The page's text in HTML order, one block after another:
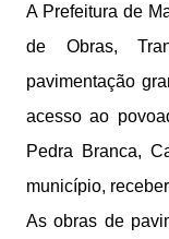
A Prefeitura de
de Obras,
pavimentação
acesso ao
Pedra Branca,
município,
As obras de